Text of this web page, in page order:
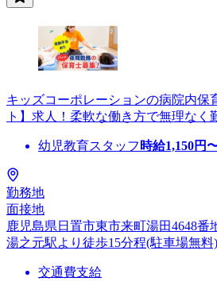
キッズコーポレーションの病院内保
ト】求人！柔軟な働き方で無理なく
幼児教育スタッフ 時給1,150円
勤務地
面接地
鹿児島県日置市東市来町湯田4648番
湯之元駅より徒歩15分程(駐車場無料)
交通費支給